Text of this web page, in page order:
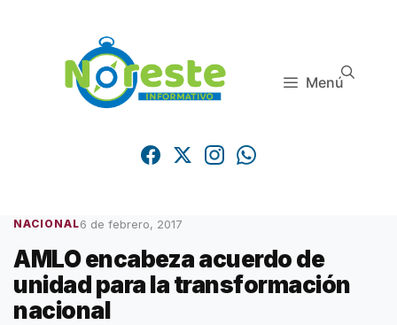
Menú
NACIONAL6 de febrero, 2017
AMLO encabeza acuerdo de
unidad para la transformación
nacional